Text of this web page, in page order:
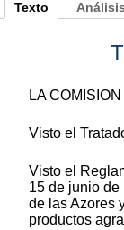
Texto
LA
Visto el
Visto el
15 de junio de
de las Azores
productos
Análisis